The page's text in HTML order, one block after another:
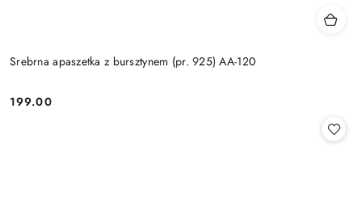
Srebrna apaszetka z bursztynem (pr. 925) AA-120
Cena:
199.00